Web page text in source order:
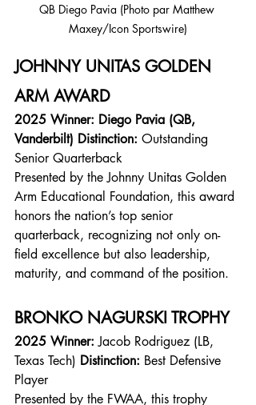
QB Diego Pavia (Photo par Matthew
Maxey/Icon Sportswire)
JOHNNY UNITAS GOLDEN
ARM AWARD
2025 Winner: Diego Pavia (QB,
Vanderbilt) Distinction: Outstanding
Senior Quarterback
Presented by the Johnny Unitas Golden
Arm Educational Foundation, this award
honors the nation’s top senior
quarterback, recognizing not only on-
field excellence but also leadership,
maturity, and command of the position.
BRONKO NAGURSKI TROPHY
2025 Winner: Jacob Rodriguez (LB,
Texas Tech) Distinction: Best Defensive
Player
Presented by the FWAA, this trophy